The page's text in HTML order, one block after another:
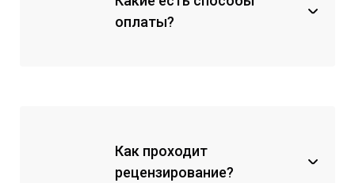
оплаты?
с помощью перевода на карту
Сбербанка;
Как проходит
рецензирование?